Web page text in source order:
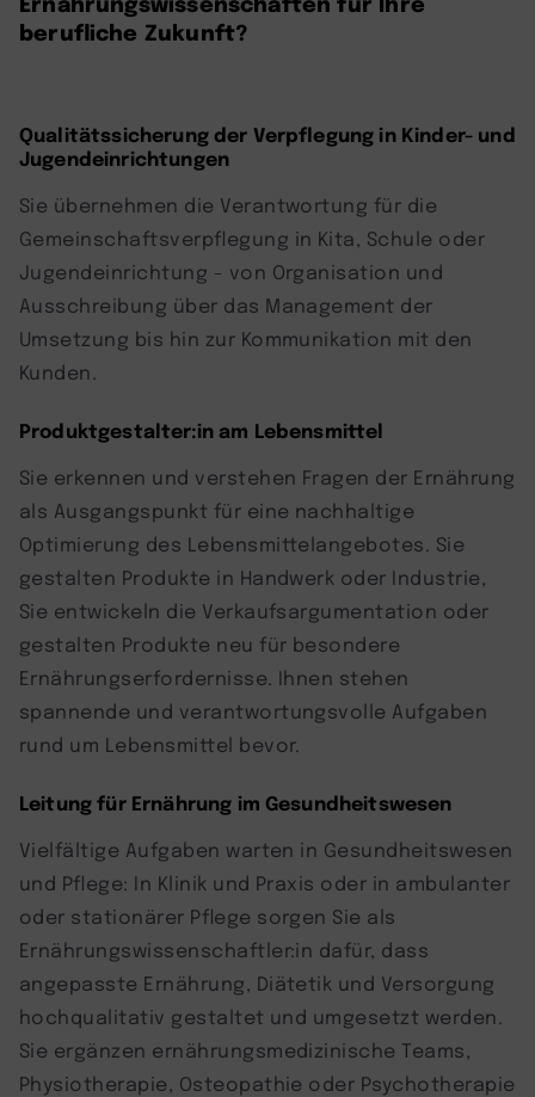
berufliche Zukunft?
Qualitätssicherung der Verpflegung in Kinder- und
Jugendeinrichtungen
Sie übernehmen die Verantwortung für die
Gemeinschaftsverpflegung in Kita, Schule oder
Jugendeinrichtung - von Organisation und
Ausschreibung über das Management der
Umsetzung bis hin zur Kommunikation mit den
Kunden.
Produktgestalter:in am Lebensmittel
Sie erkennen und verstehen Fragen der Ernährung
als Ausgangspunkt für eine nachhaltige
Optimierung des Lebensmittelangebotes. Sie
gestalten Produkte in Handwerk oder Industrie,
Sie entwickeln die Verkaufsargumentation oder
gestalten Produkte neu für besondere
Ernährungserfordernisse. Ihnen stehen
spannende und verantwortungsvolle Aufgaben
rund um Lebensmittel bevor.
Leitung für Ernährung im Gesundheitswesen
Vielfältige Aufgaben warten in Gesundheitswesen
und Pflege: In Klinik und Praxis oder in ambulanter
oder stationärer Pflege sorgen Sie als
Ernährungswissenschaftler:in dafür, dass
angepasste Ernährung, Diätetik und Versorgung
hochqualitativ gestaltet und umgesetzt werden.
Sie ergänzen ernährungsmedizinische Teams,
Physiotherapie, Osteopathie oder Psychotherapie